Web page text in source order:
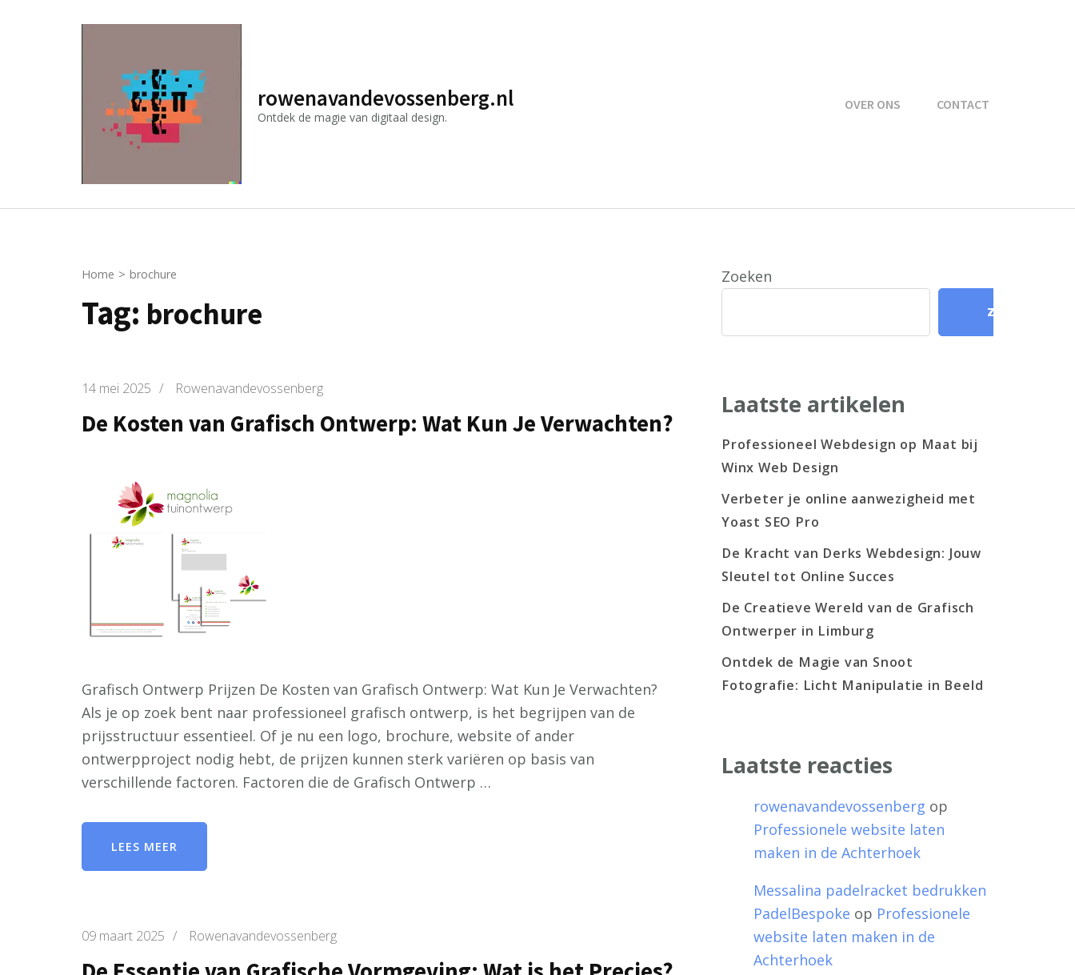
rowenavandevossenberg.nl
Ontdek de magie van digitaal design.
OVER ONS CONTACT
Home > brochure
Tag: brochure
14 mei 2025 / Rowenavandevossenberg
De Kosten van Grafisch Ontwerp: Wat Kun Je Verwachten?
Grafisch Ontwerp Prijzen De Kosten van Grafisch Ontwerp: Wat Kun Je Verwachten?
Als je op zoek bent naar professioneel grafisch ontwerp, is het begrijpen van de
prijsstructuur essentieel. Of je nu een logo, brochure, website of ander
ontwerpproject nodig hebt, de prijzen kunnen sterk variëren op basis van
verschillende factoren. Factoren die de Grafisch Ontwerp …
LEES MEER
09 maart 2025 / Rowenavandevossenberg
Zoeken
Zoeken
Laatste artikelen
Professioneel Webdesign op Maat bij
Winx Web Design
Verbeter je online aanwezigheid met
Yoast SEO Pro
De Kracht van Derks Webdesign: Jouw
Sleutel tot Online Succes
De Creatieve Wereld van de Grafisch
Ontwerper in Limburg
Ontdek de Magie van Snoot
Fotografie: Licht Manipulatie in Beeld
Laatste reacties
rowenavandevossenberg op
Professionele website laten
maken in de Achterhoek
Messalina padelracket bedrukken
PadelBespoke op Professionele
website laten maken in de
Achterhoek